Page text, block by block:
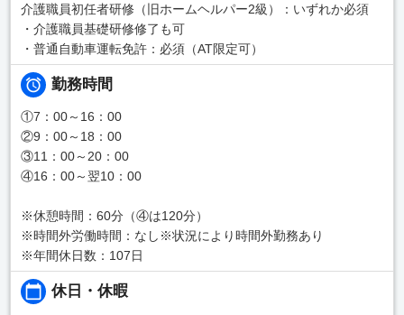
介護職員初任者研修（旧ホームヘルパー2級）：いずれか必須
・介護職員基礎研修修了も可
・普通自動車運転免許：必須（AT限定可）
勤務時間
①7：00～16：00
②9：00～18：00
③11：00～20：00
④16：00～翌10：00
※休憩時間：60分（④は120分）
※時間外労働時間：なし※状況により時間外勤務あり
※年間休日数：107日
休日・休暇